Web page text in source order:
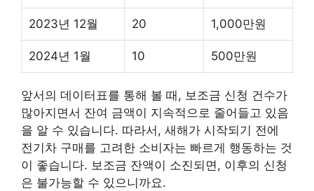
2023년 12월 20 1,000만원
2024년 1월 10 500만원
앞서의 데이터표를 통해 볼 때, 보조금 신청 건수가
많아지면서 잔여 금액이 지속적으로 줄어들고 있음
을 알 수 있습니다. 따라서, 새해가 시작되기 전에
전기차 구매를 고려한 소비자는 빠르게 행동하는 것
이 좋습니다. 보조금 잔액이 소진되면, 이후의 신청
은 불가능할 수 있으니까요.